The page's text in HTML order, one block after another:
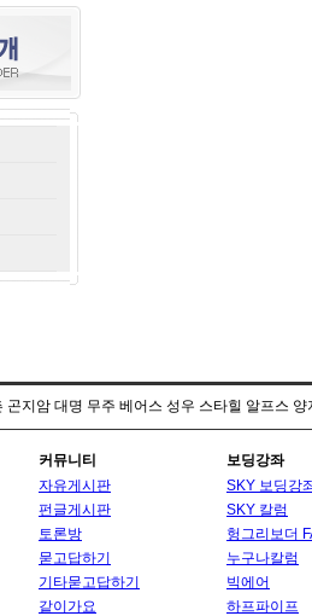
곤지암 대명 무주 베어스 성우 스타힐 알프스 양
커뮤니티
보딩강좌
자유게시판
SKY 보딩강
펀글게시판
SKY 칼럼
토론방
헝그리보더
묻고답하기
누구나칼럼
기타묻고답하기
빅에어
같이가요
하프파이프